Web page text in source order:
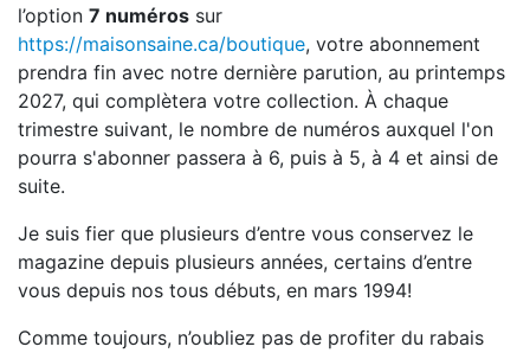
l’option 7 numéros sur
https://maisonsaine.ca/boutique, votre abonnement
prendra fin avec notre dernière parution, au printemps
2027, qui complètera votre collection. À chaque
trimestre suivant, le nombre de numéros auxquel l'on
pourra s'abonner passera à 6, puis à 5, à 4 et ainsi de
suite.
Je suis fier que plusieurs d’entre vous conservez le
magazine depuis plusieurs années, certains d’entre
vous depuis nos tous débuts, en mars 1994!
Comme toujours, n’oubliez pas de profiter du rabais